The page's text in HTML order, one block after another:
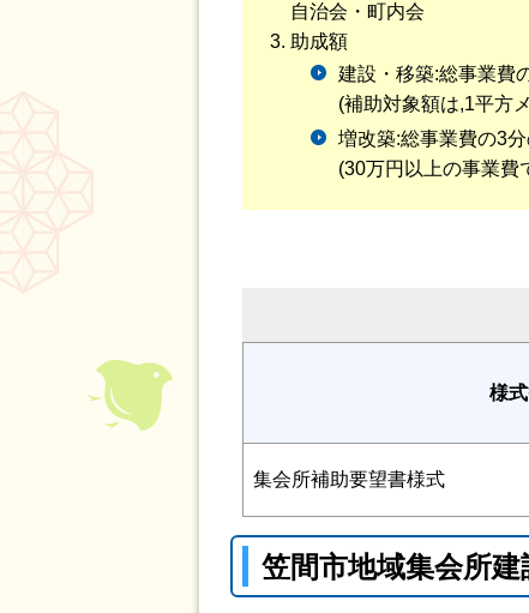
自治会・町内会
助成額
建設・移築:総事業費
(補助対象額は,1平方
増改築:総事業費の3
(30万円以上の事業費
様
集会所補助要望書様式
笠間市地域集会所